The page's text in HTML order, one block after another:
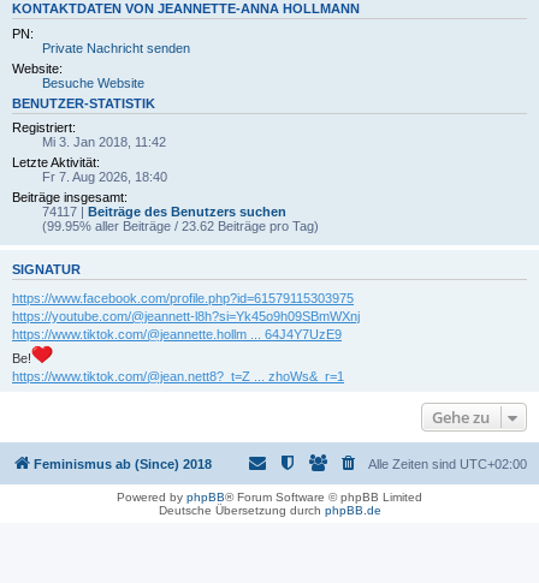
KONTAKTDATEN VON JEANNETTE-ANNA HOLLMANN
PN:
Private Nachricht senden
Website:
Besuche Website
BENUTZER-STATISTIK
Registriert:
Mi 3. Jan 2018, 11:42
Letzte Aktivität:
Fr 7. Aug 2026, 18:40
Beiträge insgesamt:
74117 | Beiträge des Benutzers suchen
(99.95% aller Beiträge / 23.62 Beiträge pro Tag)
SIGNATUR
https://www.facebook.com/profile.php?id=61579115303975
https://youtube.com/@jeannett-l8h?si=Yk45o9h09SBmWXnj
https://www.tiktok.com/@jeannette.hollm ... 64J4Y7UzE9
Be!
https://www.tiktok.com/@jean.nett8?_t=Z ... zhoWs&_r=1
Gehe zu
Feminismus ab (Since) 2018 Alle Zeiten sind UTC+02:00
Powered by phpBB® Forum Software © phpBB Limited
Deutsche Übersetzung durch phpBB.de